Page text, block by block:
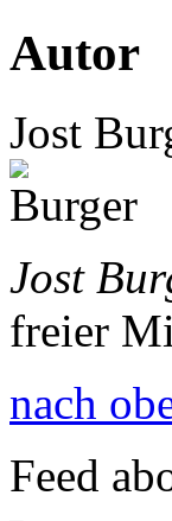
Autor
Jost
Jost
freier
nach
Feed